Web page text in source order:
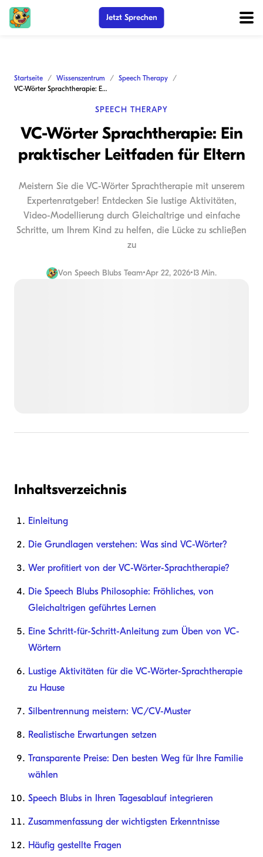
Jetzt Sprechen
Startseite Wissenszentrum
Speech Therapy
VC-Wörter Sprachtherapie: Ein praktischer Leitfaden für Eltern
SPEECH THERAPY
VC-Wörter Sprachtherapie: Ein
praktischer Leitfaden für Eltern
Meistern Sie die VC-Wörter Sprachtherapie mit unserem
Expertenratgeber! Entdecken Sie lustige Aktivitäten,
Video-Modellierung durch Gleichaltrige und einfache
Schritte, um Ihrem Kind zu helfen, die Lücke zu schließen
zu
Von Speech Blubs Team•Apr 22, 2026•13 Min.
Inhaltsverzeichnis
Einleitung
Die Grundlagen verstehen: Was sind VC-Wörter?
Wer profitiert von der VC-Wörter-Sprachtherapie?
Die Speech Blubs Philosophie: Fröhliches, von
Gleichaltrigen geführtes Lernen
Eine Schritt-für-Schritt-Anleitung zum Üben von VC-
Wörtern
Lustige Aktivitäten für die VC-Wörter-Sprachtherapie
zu Hause
Silbentrennung meistern: VC/CV-Muster
Realistische Erwartungen setzen
Transparente Preise: Den besten Weg für Ihre Familie
wählen
Speech Blubs in Ihren Tagesablauf integrieren
Zusammenfassung der wichtigsten Erkenntnisse
Häufig gestellte Fragen